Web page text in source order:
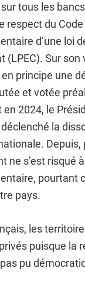
tous les
respect du Code
d’une loi
(LPEC). Sur son
en principe une
et votée
en 2024, le
la
Depuis,
ne s’est risqué
pourtant
pays.
les
puisque la
pas pu